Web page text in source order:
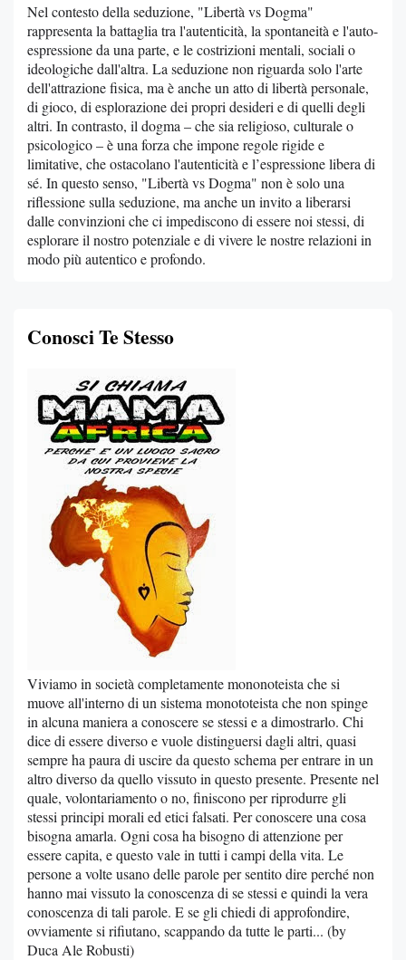
Nel contesto della seduzione, "Libertà vs Dogma"
rappresenta la battaglia tra l'autenticità, la spontaneità e l'auto-
espressione da una parte, e le costrizioni mentali, sociali o
ideologiche dall'altra. La seduzione non riguarda solo l'arte
dell'attrazione fisica, ma è anche un atto di libertà personale,
di gioco, di esplorazione dei propri desideri e di quelli degli
altri. In contrasto, il dogma – che sia religioso, culturale o
psicologico – è una forza che impone regole rigide e
limitative, che ostacolano l'autenticità e l’espressione libera di
sé. In questo senso, "Libertà vs Dogma" non è solo una
riflessione sulla seduzione, ma anche un invito a liberarsi
dalle convinzioni che ci impediscono di essere noi stessi, di
esplorare il nostro potenziale e di vivere le nostre relazioni in
modo più autentico e profondo.
Conosci Te Stesso
Viviamo in società completamente mononoteista che si
muove all'interno di un sistema monototeista che non spinge
in alcuna maniera a conoscere se stessi e a dimostrarlo. Chi
dice di essere diverso e vuole distinguersi dagli altri, quasi
sempre ha paura di uscire da questo schema per entrare in un
altro diverso da quello vissuto in questo presente. Presente nel
quale, volontariamento o no, finiscono per riprodurre gli
stessi principi morali ed etici falsati. Per conoscere una cosa
bisogna amarla. Ogni cosa ha bisogno di attenzione per
essere capita, e questo vale in tutti i campi della vita. Le
persone a volte usano delle parole per sentito dire perché non
hanno mai vissuto la conoscenza di se stessi e quindi la vera
conoscenza di tali parole. E se gli chiedi di approfondire,
ovviamente si rifiutano, scappando da tutte le parti... (by
Duca Ale Robusti)